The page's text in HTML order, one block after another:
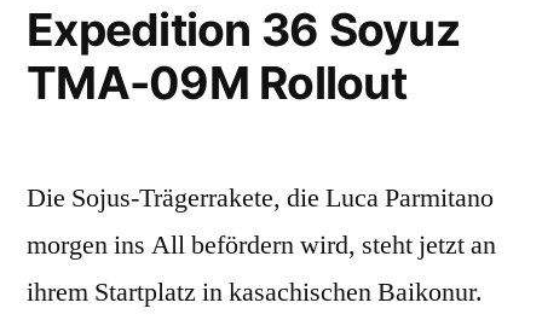
Expedition 36 Soyuz
TMA-09M Rollout
Die Sojus-Trägerrakete, die Luca Parmitano
morgen ins All befördern wird, steht jetzt an
ihrem Startplatz in kasachischen Baikonur.